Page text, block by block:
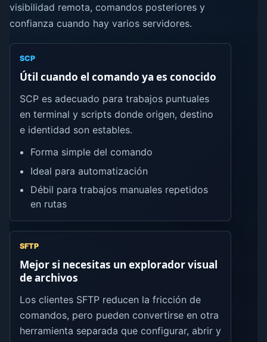
visibilidad remota, comandos posteriores y
confianza cuando hay varios servidores.
SCP
Útil cuando el comando ya es conocido
SCP es adecuado para trabajos puntuales
en terminal y scripts donde origen, destino
e identidad son estables.
Forma simple del comando
Ideal para automatización
Débil para trabajos manuales repetidos
en rutas
SFTP
Mejor si necesitas un explorador visual
de archivos
Los clientes SFTP reducen la fricción de
comandos, pero pueden convertirse en otra
herramienta separada que configurar, abrir y